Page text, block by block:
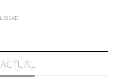
ACTUAL